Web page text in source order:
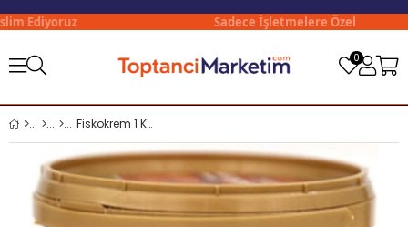
Ediyoruz Sadece İşletmelere Özel
0
Fiskokrem 1 Kg Sütlü Fındık Kreması